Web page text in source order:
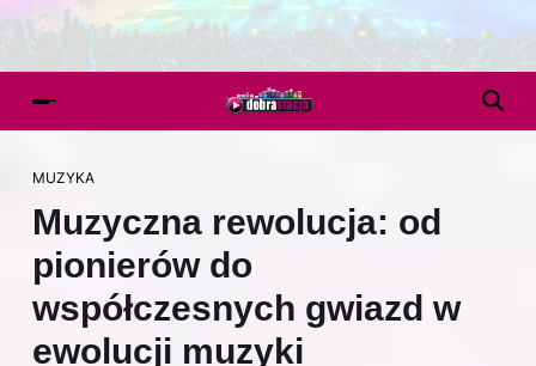
MUZYKA
Muzyczna rewolucja: od
pionierów do
współczesnych gwiazd w
ewolucji muzyki